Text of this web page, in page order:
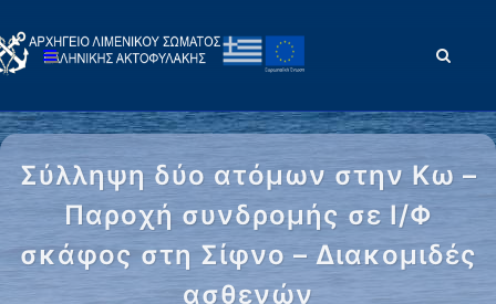
Σύλληψη δύο ατόμων στην Κω –
Παροχή συνδρομής σε Ι/Φ
σκάφος στη Σίφνο – Διακομιδές
ασθενών